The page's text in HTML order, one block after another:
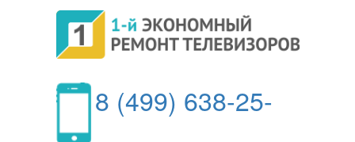
8 (499) 638-25-